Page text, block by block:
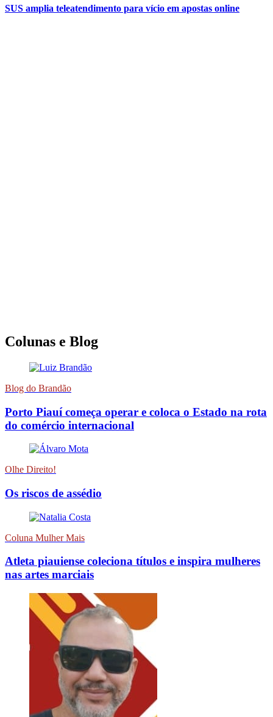
SUS amplia teleatendimento para vício em apostas online
Colunas e Blog
Blog do Brandão
Porto Piauí começa operar e coloca o Estado na rota
do comércio internacional
Olhe Direito!
Os riscos de assédio
Coluna Mulher Mais
Atleta piauiense coleciona títulos e inspira mulheres
nas artes marciais